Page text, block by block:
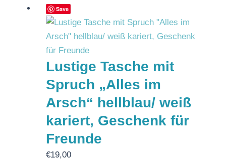
Save
Lustige Tasche mit
Spruch „Alles im
Arsch“ hellblau/ weiß
kariert, Geschenk für
Freunde
€19,00